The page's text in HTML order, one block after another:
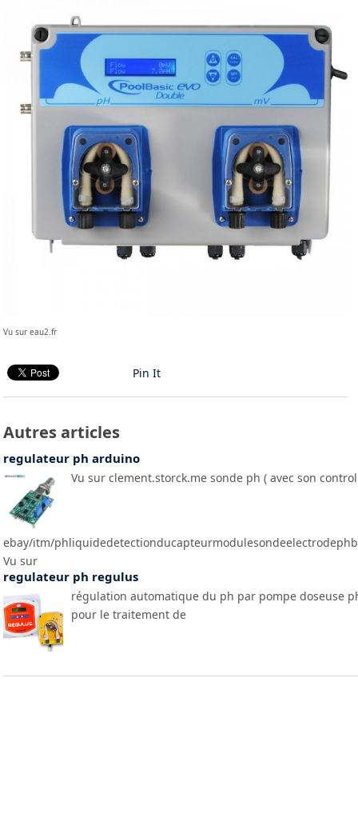
Vu sur eau2.fr
Pin It
Autres articles
regulateur ph arduino
Vu sur clement.storck.me sonde ph ( avec son
ebay/itm/
Vu sur
regulateur ph regulus
régulation automatique du ph par pompe doseuse
pour le traitement de